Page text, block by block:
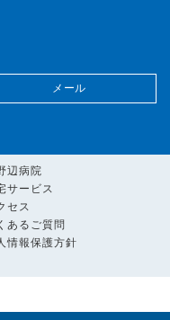
メール
辺病院
サービス
セス
あるご質問
情報保護方針